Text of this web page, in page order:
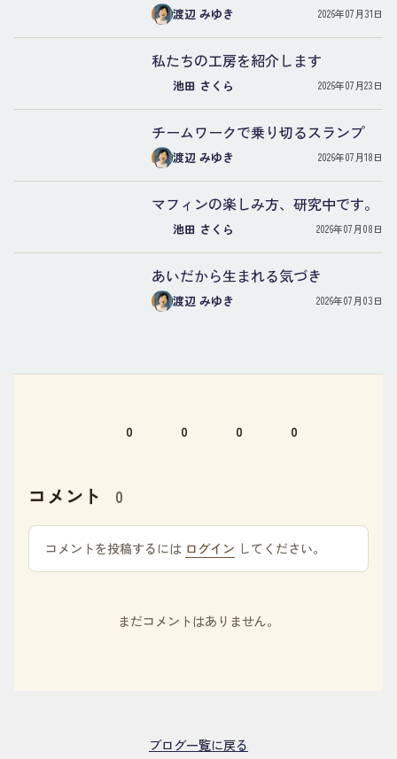
渡辺 みゆき 2026年07月31日
私たちの工房を紹介します
池田 さくら 2026年07月23日
チームワークで乗り切るスランプ
渡辺 みゆき 2026年07月18日
マフィンの楽しみ方、研究中です。
池田 さくら 2026年07月08日
あいだから生まれる気づき
渡辺 みゆき 2026年07月03日
0 0 0 0
コメント 0
コメントを投稿するには ログイン してください。
まだコメントはありません。
ブログ一覧に戻る